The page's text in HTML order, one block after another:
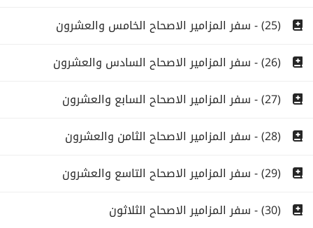
(25) - سفر المزامير الاصحاح الخامس والعشرون
(26) - سفر المزامير الاصحاح السادس والعشرون
(27) - سفر المزامير الاصحاح السابع والعشرون
(28) - سفر المزامير الاصحاح الثامن والعشرون
(29) - سفر المزامير الاصحاح التاسع والعشرون
(30) - سفر المزامير الاصحاح الثلاثون